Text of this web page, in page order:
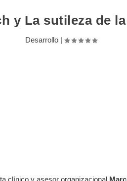
y La sutileza de
Desarrollo|
clínico y asesor organizacional